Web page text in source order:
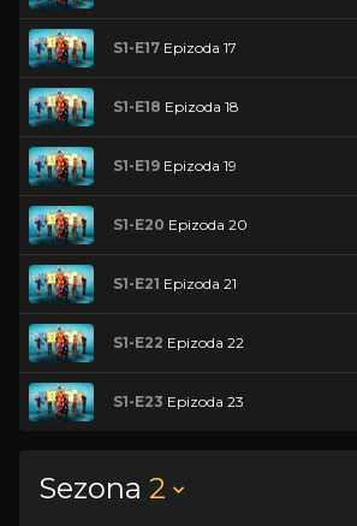
S1-E17 Epizoda 17
S1-E18 Epizoda 18
S1-E19 Epizoda 19
S1-E20 Epizoda 20
S1-E21 Epizoda 21
S1-E22 Epizoda 22
S1-E23 Epizoda 23
Sezona 2